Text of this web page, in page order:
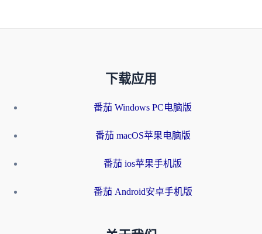
下载应用
番茄 Windows PC电脑版
番茄 macOS苹果电脑版
番茄 ios苹果手机版
番茄 Android安卓手机版